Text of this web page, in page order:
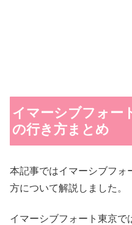
イマーシブフォー
の行き方まとめ
本記事ではイマーシブフォ
方について解説しました。
イマーシブフォート東京で